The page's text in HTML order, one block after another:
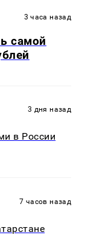
3 часа назад
самой
3 дня назад
в России
7 часов назад